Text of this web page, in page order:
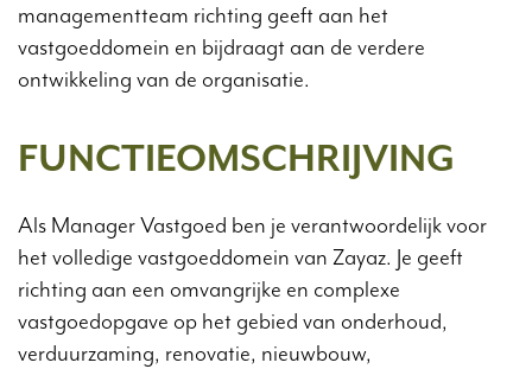
managementteam richting geeft aan het
vastgoeddomein en bijdraagt aan de verdere
ontwikkeling van de organisatie.
FUNCTIEOMSCHRIJVING
Als Manager Vastgoed ben je verantwoordelijk voor
het volledige vastgoeddomein van Zayaz. Je geeft
richting aan een omvangrijke en complexe
vastgoedopgave op het gebied van onderhoud,
verduurzaming, renovatie, nieuwbouw,